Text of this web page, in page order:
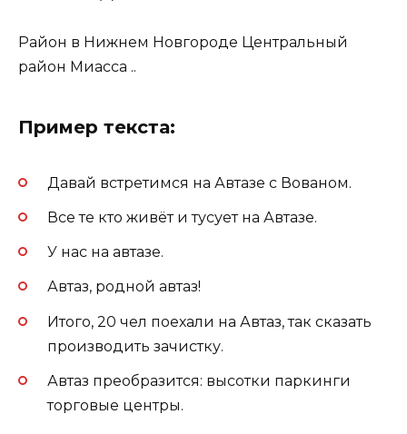
Район в Нижнем Новгороде Центральный
район Миасса ..
Пример текста:
Давай встретимся на Автазе с Вованом.
Все те кто живёт и тусует на Автазе.
У нас на автазе.
Автаз, родной автаз!
Итого, 20 чел поехали на Автаз, так сказать
производить зачистку.
Автаз преобразится: высотки паркинги
торговые центры.